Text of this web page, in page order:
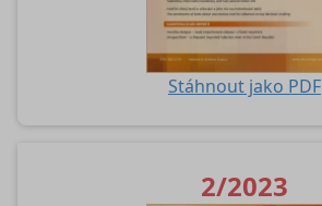
Stáhnout jako PDF
2/2023